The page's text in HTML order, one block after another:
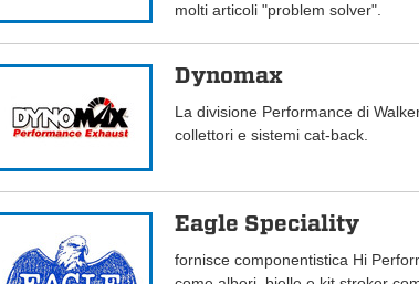
molti articoli "problem solver".
Dynomax
La divisione Performance di
collettori e sistemi cat-back.
Eagle Speciality
fornisce componentistica Hi